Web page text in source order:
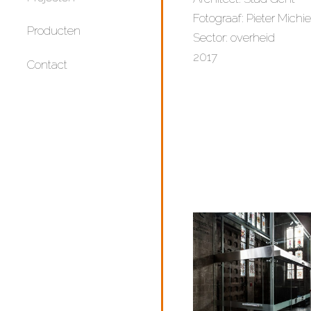
Producten
Contact
Fotograaf: Pieter
Sector: overheid
2017